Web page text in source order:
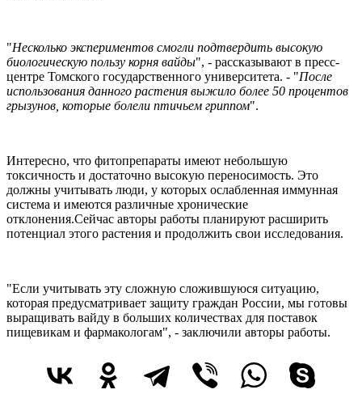
"Несколько экспериментов смогли подтвердить высокую
биологическую пользу корня вайды", - рассказывают в пресс-
центре Томского государственного университета. - "После
использования данного растения выжило более 50 процентов
грызунов, которые болели птичьем гриппом".
Интересно, что фитопрепараты имеют небольшую
токсичность и достаточно высокую переносимость. Это
должны учитывать люди, у которых ослабленная иммунная
система и имеются различные хронические
отклонения.Сейчас авторы работы планируют расширить
потенциал этого растения и продолжить свои исследования.
"Если учитывать эту сложную сложившуюся ситуацию,
которая предусматривает защиту граждан России, мы готовы
выращивать вайду в больших количествах для поставок
пищевикам и фармакологам", - заключили авторы работы.